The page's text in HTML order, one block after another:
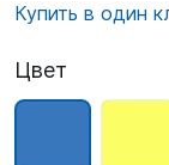
Купить в один
Цвет